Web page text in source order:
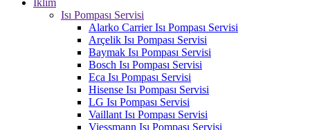
İklim
Isı Pompası Servisi
Alarko Carrier Isı Pompası Servisi
Arçelik Isı Pompası Servisi
Baymak Isı Pompası Servisi
Bosch Isı Pompası Servisi
Eca Isı Pompası Servisi
Hisense Isı Pompası Servisi
LG Isı Pompası Servisi
Vaillant Isı Pompası Servisi
Viessmann Isı Pompası Servisi